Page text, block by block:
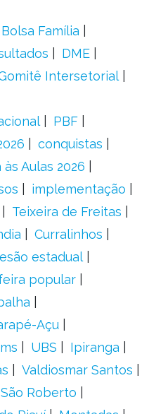
Bolsa Família
DME
Intersetorial
PBF
conquistas
às Aulas 2026
implementação
Teixeira de Freitas
Curralinhos
estadual
popular
Açu
UBS
Ipiranga
Valdiosmar Santos
São Roberto